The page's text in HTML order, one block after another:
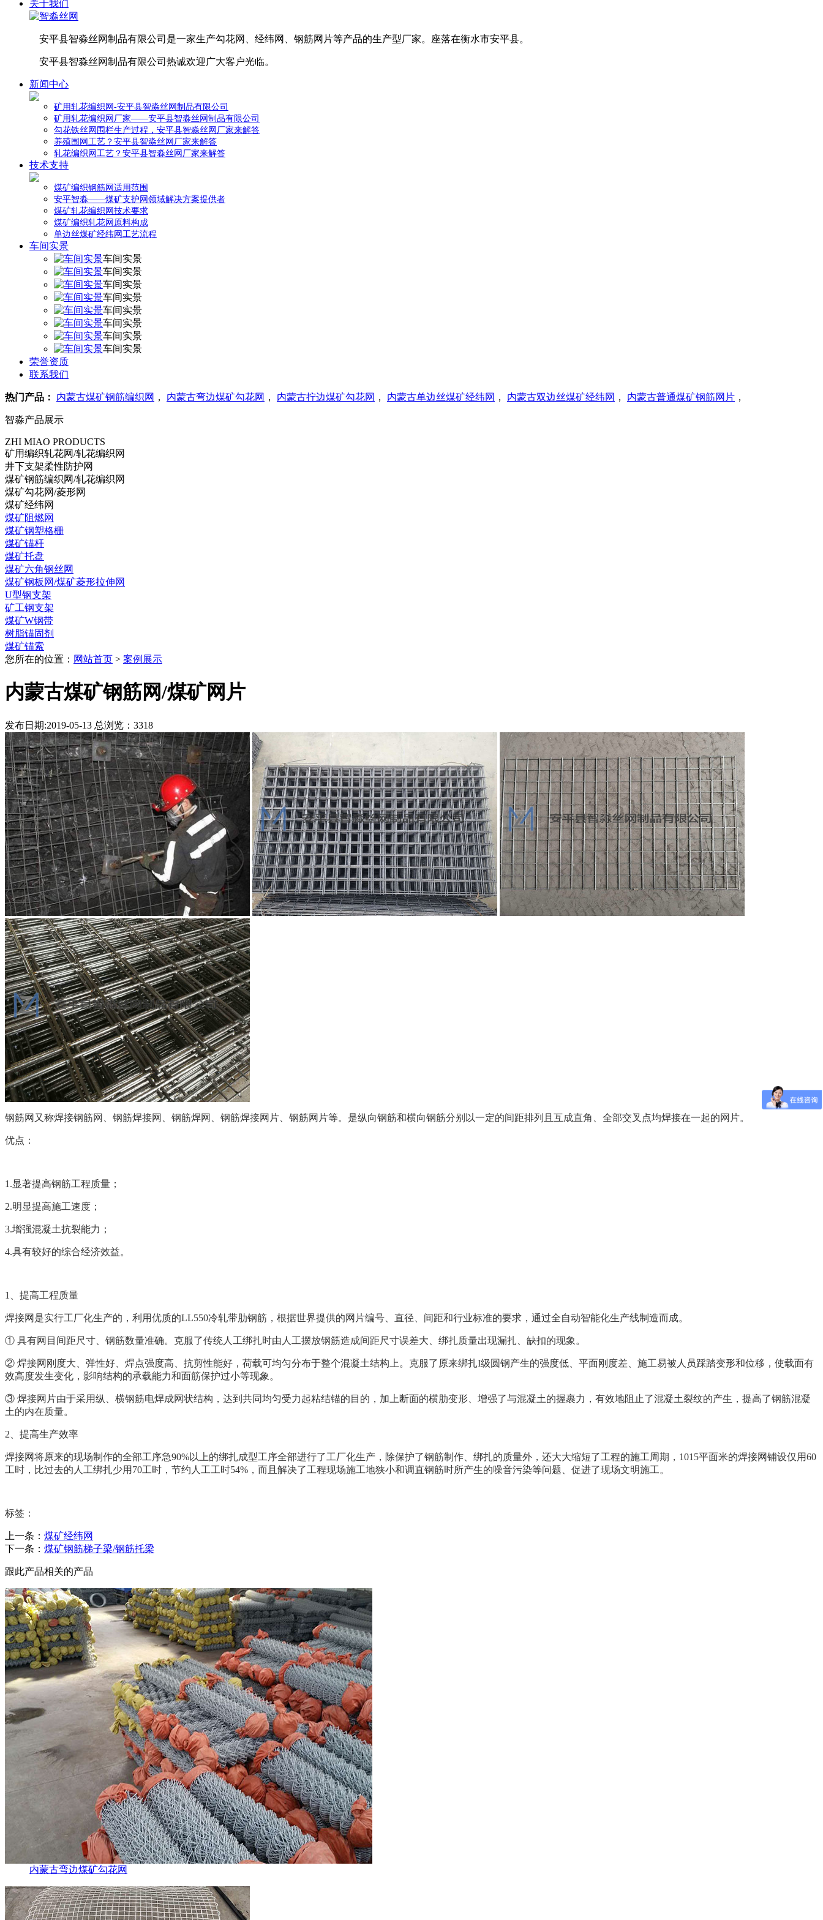
关于我们
安平县智淼丝网制品有限公司是一家生产勾花网、经纬网、钢筋网片等产品的生产型厂家。座落在衡水市安平县。
安平县智淼丝网制品有限公司热诚欢迎广大客户光临。
新闻中心
矿用轧花编织网-安平县智淼丝网制品有限公司
矿用轧花编织网厂家——安平县智淼丝网制品有限公司
勾花铁丝网围栏生产过程，安平县智淼丝网厂家来解答
养殖围网工艺？安平县智淼丝网厂家来解答
轧花编织网工艺？安平县智淼丝网厂家来解答
技术支持
煤矿编织钢筋网适用范围
安平智淼——煤矿支护网领域解决方案提供者
煤矿轧花编织网技术要求
煤矿编织轧花网原料构成
单边丝煤矿经纬网工艺流程
车间实景
车间实景
车间实景
车间实景
车间实景
车间实景
车间实景
车间实景
车间实景
荣誉资质
联系我们
热门产品： 内蒙古煤矿钢筋编织网 ， 内蒙古弯边煤矿勾花网 ， 内蒙古拧边煤矿勾花网 ， 内蒙古单边丝煤矿经纬网 ， 内蒙古双边丝煤矿经纬网 ， 内蒙古普通煤矿钢筋网片 ，
智淼产品展示
ZHI MIAO PRODUCTS
矿用编织轧花网/轧花编织网
井下支架柔性防护网
煤矿钢筋编织网/轧花编织网
煤矿勾花网/菱形网
煤矿经纬网
煤矿阻燃网
煤矿钢塑格栅
煤矿锚杆
煤矿托盘
煤矿六角钢丝网
煤矿钢板网/煤矿菱形拉伸网
U型钢支架
矿工钢支架
煤矿W钢带
树脂锚固剂
煤矿锚索
您所在的位置： 网站首页 > 案例展示
内蒙古煤矿钢筋网/煤矿网片
发布日期:2019-05-13 总浏览： 3318
钢筋网又称焊接钢筋网、钢筋焊接网、钢筋焊网、钢筋焊接网片、钢筋网片等。是纵向钢筋和横向钢筋分别以一定的间距排列且互成直角、全部交叉点均焊接在一起的网片。
优点：
1.显著提高钢筋工程质量；
2.明显提高施工速度；
3.增强混凝土抗裂能力；
4.具有较好的综合经济效益。
1、提高工程质量
焊接网是实行工厂化生产的，利用优质的LL550冷轧带肋钢筋，根据世界提供的网片编号、直径、间距和行业标准的要求，通过全自动智能化生产线制造而成。
① 具有网目间距尺寸、钢筋数量准确。克服了传统人工绑扎时由人工摆放钢筋造成间距尺寸误差大、绑扎质量出现漏扎、缺扣的现象。
② 焊接网刚度大、弹性好、焊点强度高、抗剪性能好，荷载可均匀分布于整个混凝土结构上。克服了原来绑扎I级圆钢产生的强度低、平面刚度差、施工易被人员踩踏变形和位移，使载面有
效高度发生变化，影响结构的承载能力和面筋保护过小等现象。
③ 焊接网片由于采用纵、横钢筋电焊成网状结构，达到共同均匀受力起粘结锚的目的，加上断面的横肋变形、增强了与混凝土的握裹力，有效地阻止了混凝土裂纹的产生，提高了钢筋混凝
土的内在质量。
2、提高生产效率
焊接网将原来的现场制作的全部工序急90%以上的绑扎成型工序全部进行了工厂化生产，除保护了钢筋制作、绑扎的质量外，还大大缩短了工程的施工周期，1015平面米的焊接网铺设仅用60
工时，比过去的人工绑扎少用70工时，节约人工工时54%，而且解决了工程现场施工地狭小和调直钢筋时所产生的噪音污染等问题、促进了现场文明施工。
标签：
上一条： 煤矿经纬网
下一条： 煤矿钢筋梯子梁/钢筋托梁
跟此产品相关的产品
内蒙古弯边煤矿勾花网